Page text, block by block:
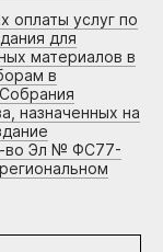
оплаты услуг по
для
материалов в
в
назначенных на
во Эл № ФС77-